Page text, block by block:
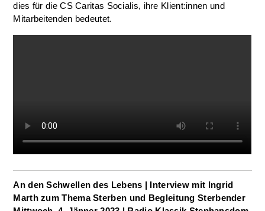
dies für die CS Caritas Socialis, ihre Klient:innen und
Mitarbeitenden bedeutet.
An den Schwellen des Lebens | Interview mit Ingrid
Marth zum Thema Sterben und Begleitung Sterbender